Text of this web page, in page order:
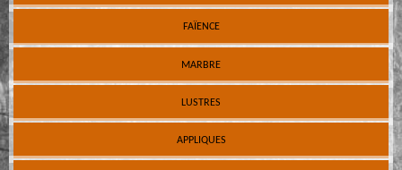
FAÏENCE
MARBRE
LUSTRES
APPLIQUES